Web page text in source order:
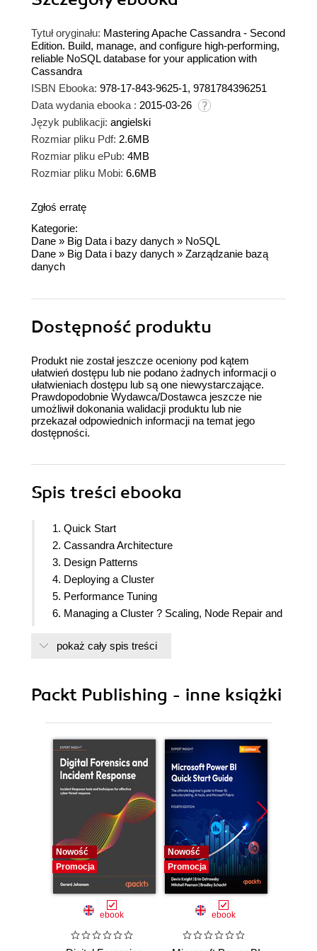
Tytuł oryginału: Mastering Apache Cassandra - Second
Edition. Build, manage, and configure high-performing,
reliable NoSQL database for your application with
Cassandra
ISBN Ebooka: 978-17-843-9625-1, 9781784396251
Data wydania ebooka : 2015-03-26
Język publikacji: angielski
Rozmiar pliku Pdf: 2.6MB
Rozmiar pliku ePub: 4MB
Rozmiar pliku Mobi: 6.6MB
Zgłoś erratę
Kategorie:
Dane » Big Data i bazy danych » NoSQL
Dane » Big Data i bazy danych » Zarządzanie bazą
danych
Dostępność produktu
Produkt nie został jeszcze oceniony pod kątem
ułatwień dostępu lub nie podano żadnych informacji o
ułatwieniach dostępu lub są one niewystarczające.
Prawdopodobnie Wydawca/Dostawca jeszcze nie
umożliwił dokonania walidacji produktu lub nie
przekazał odpowiednich informacji na temat jego
dostępności.
Spis treści ebooka
1. Quick Start
2. Cassandra Architecture
3. Design Patterns
4. Deploying a Cluster
5. Performance Tuning
6. Managing a Cluster ? Scaling, Node Repair and
7. Monitoring
pokaż cały spis treści
Packt Publishing - inne książki
Nowość
Promocja
ebook
Nowość
Promocja
ebook